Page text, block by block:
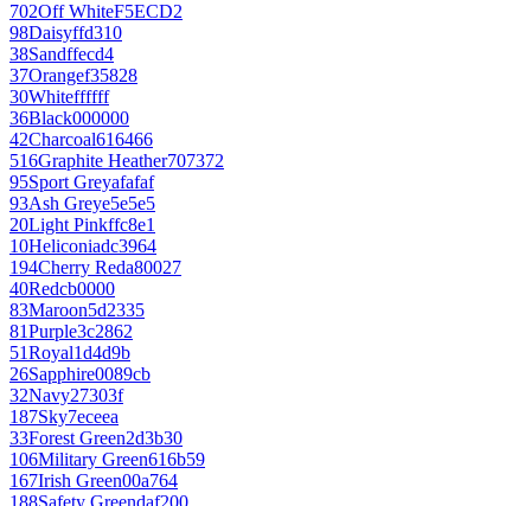
702Off WhiteF5ECD2
98Daisyffd310
38Sandffecd4
37Orangef35828
30Whiteffffff
36Black000000
42Charcoal616466
516Graphite Heather707372
95Sport Greyafafaf
93Ash Greye5e5e5
20Light Pinkffc8e1
10Heliconiadc3964
194Cherry Reda80027
40Redcb0000
83Maroon5d2335
81Purple3c2862
51Royal1d4d9b
26Sapphire0089cb
32Navy27303f
187Sky7eceea
33Forest Green2d3b30
106Military Green616b59
167Irish Green00a764